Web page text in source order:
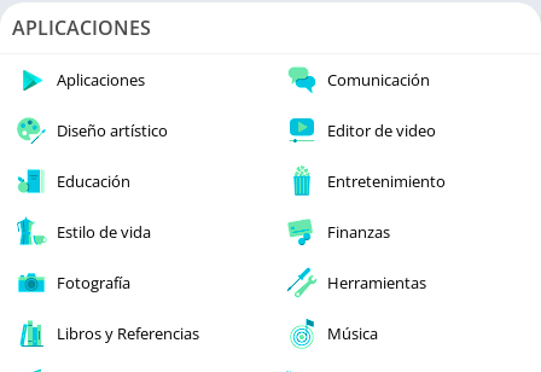
APLICACIONES
Aplicaciones Comunicación
Diseño artístico Editor de video
Educación Entretenimiento
Estilo de vida Finanzas
Fotografía Herramientas
Libros y Referencias Música